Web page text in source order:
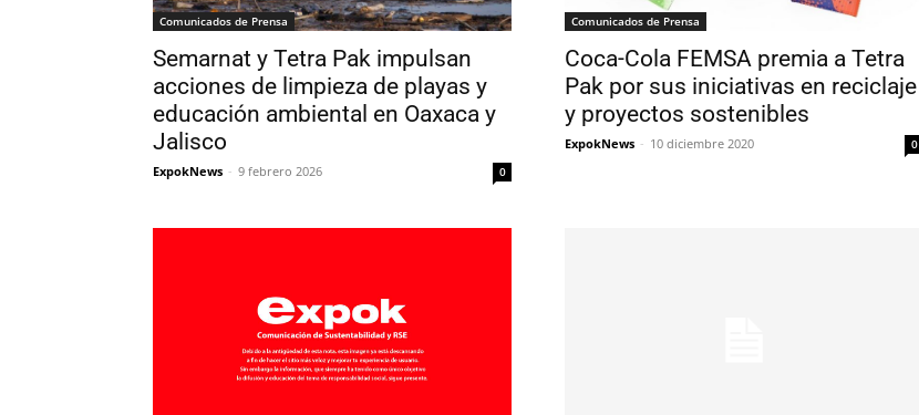
Comunicados de Prensa
Semarnat y Tetra Pak impulsan
acciones de limpieza de playas y
educación ambiental en Oaxaca y
Jalisco
ExpokNews - 9 febrero 2026 0
Comunicados de Prensa
Coca-Cola FEMSA premia a Tetra
Pak por sus iniciativas en reciclaje
y proyectos sostenibles
ExpokNews - 10 diciembre 2020 0